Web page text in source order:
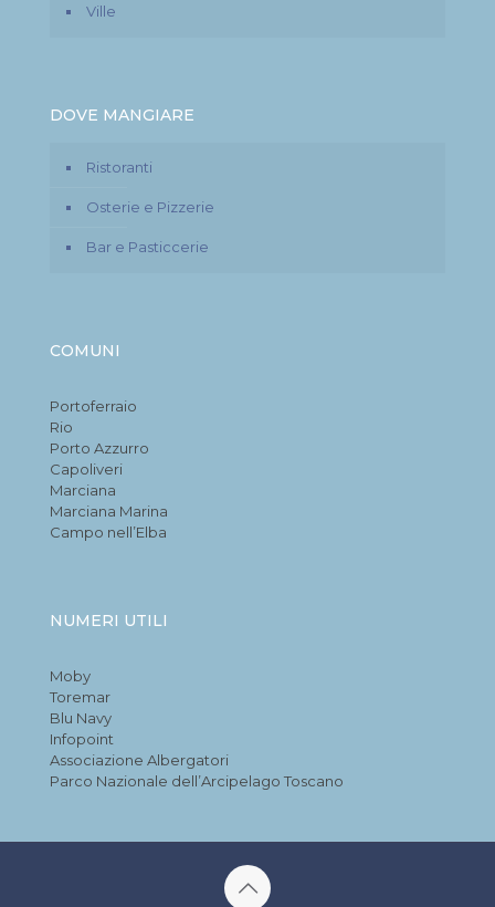
Ville
DOVE MANGIARE
Ristoranti
Osterie e Pizzerie
Bar e Pasticcerie
COMUNI
Portoferraio
Rio
Porto Azzurro
Capoliveri
Marciana
Marciana Marina
Campo nell’Elba
NUMERI UTILI
Moby
Toremar
Blu Navy
Infopoint
Associazione Albergatori
Parco Nazionale dell’Arcipelago Toscano